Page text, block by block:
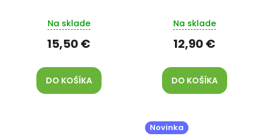
Na sklade
15,50 €
DO KOŠÍKA
Na sklade
12,90 €
DO KOŠÍKA
Novinka